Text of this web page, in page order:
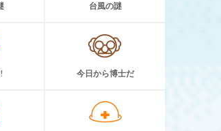
台風の謎
今日から博士だ